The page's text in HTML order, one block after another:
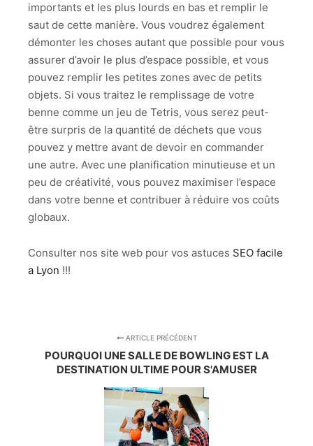
importants et les plus lourds en bas et remplir le
saut de cette manière. Vous voudrez également
démonter les choses autant que possible pour vous
assurer d’avoir le plus d’espace possible, et vous
pouvez remplir les petites zones avec de petits
objets. Si vous traitez le remplissage de votre
benne comme un jeu de Tetris, vous serez peut-
être surpris de la quantité de déchets que vous
pouvez y mettre avant de devoir en commander
une autre. Avec une planification minutieuse et un
peu de créativité, vous pouvez maximiser l’espace
dans votre benne et contribuer à réduire vos coûts
globaux.
Consulter nos site web pour vos astuces SEO facile
a Lyon !!!
ARTICLE PRÉCÉDENT
POURQUOI UNE SALLE DE BOWLING EST LA
DESTINATION ULTIME POUR S'AMUSER